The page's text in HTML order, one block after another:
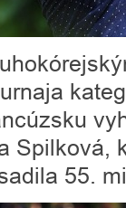
Spilková,
55.